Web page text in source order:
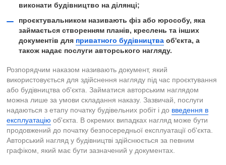
виконати будівництво на ділянці;
проєктувальником називають фіз або юрособу, яка
займається створенням планів, креслень та інших
документів для приватного будівництва об'єкта, а
також надає послуги авторського нагляду.
Розпорядчим наказом називають документ, який
використовується для здійснення нагляду під час проєктування
або будівництва об'єкта. Займатися авторським наглядом
можна лише за умови складання наказу. Зазвичай, послуги
надаються з етапу початку будівельних робіт і до введення в
експлуатацію об'єкта. В окремих випадках нагляд може бути
продовжений до початку безпосередньої експлуатації об'єкта.
Авторський нагляд у будівництві здійснюється за певним
графіком, який має бути зазначений у документах.